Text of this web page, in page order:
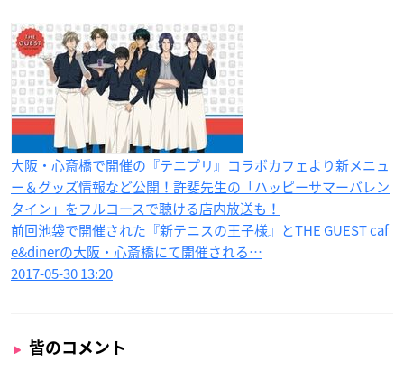
大阪・心斎橋で開催の『テニプリ』コラボカフェより新メニュ
ー＆グッズ情報など公開！許斐先生の「ハッピーサマーバレン
タイン」をフルコースで聴ける店内放送も！
前回池袋で開催された『新テニスの王子様』とTHE GUEST caf
e&dinerの大阪・心斎橋にて開催される…
2017-05-30 13:20
皆のコメント